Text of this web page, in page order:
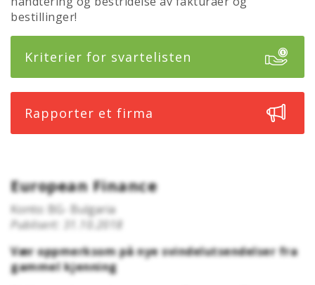
bestillinger!
Kriterier for svartelisten
Rapporter et firma
European Finance
Konto: BG- Bulgaria
Publisert: 31.10.2018
Vær oppmerksom på nye svindelutsendelser fra
gammel kjenning